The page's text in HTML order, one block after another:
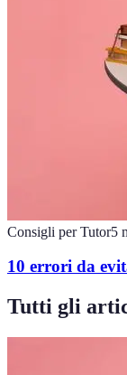
Consigli per Tutor5
10 errori da
Tutti gli